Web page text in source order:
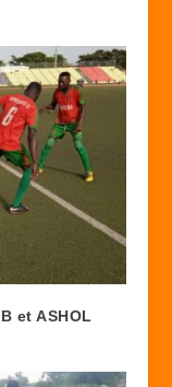
et ASHOL